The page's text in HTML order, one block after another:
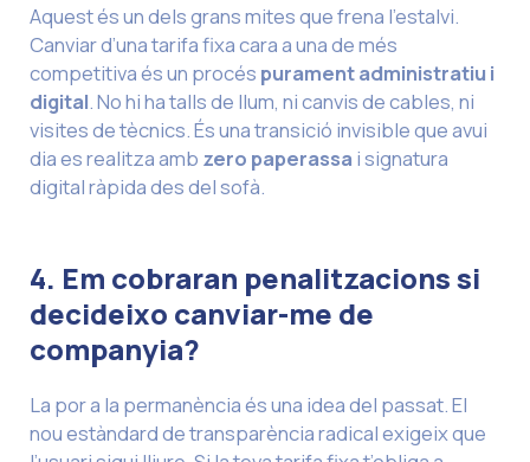
Aquest és un dels grans mites que frena l’estalvi.
Canviar d’una tarifa fixa cara a una de més
competitiva és un procés purament administratiu i
digital. No hi ha talls de llum, ni canvis de cables, ni
visites de tècnics. És una transició invisible que avui
dia es realitza amb zero paperassa i signatura
digital ràpida des del sofà.
4. Em cobraran penalitzacions si
decideixo canviar-me de
companyia?
La por a la permanència és una idea del passat. El
nou estàndard de transparència radical exigeix que